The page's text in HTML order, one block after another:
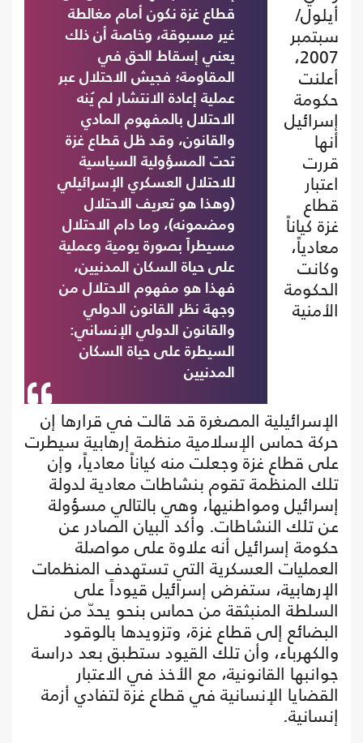
قطاع غزة نكون أمام مغالطة
غير مسبوقة، وخاصة أن ذلك
يعني إسقاط الحق في
المقاومة؛ فجيش الاحتلال عبر
عملية إعادة الانتشار لم يُنه
الاحتلال بالمفهوم المادي
والقانون، وقد ظل قطاع غزة
تحت المسؤولية السياسية
للاحتلال العسكري الإسرائيلي
(وهذا هو تعريف الاحتلال
ومضمونه)، وما دام الاحتلال
مسيطراً بصورة يومية وعملية
على حياة السكان المدنيين،
فهذا هو مفهوم الاحتلال من
وجهة نظر القانون الدولي
والقانون الدولي الإنساني:
السيطرة على حياة السكان
المدنيين
أيلول/
سبتمبر
2007،
أعلنت
حكومة
إسرائيل
أنها
قررت
اعتبار
قطاع
غزة كياناً
معادياً،
وكانت
الحكومة
الأمنية
الإسرائيلية المصغرة قد قالت في قرارها إن
حركة حماس الإسلامية منظمة إرهابية سيطرت
على قطاع غزة وجعلت منه كياناً معادياً، وإن
تلك المنظمة تقوم بنشاطات معادية لدولة
إسرائيل ومواطنيها، وهي بالتالي مسؤولة
عن تلك النشاطات. وأكد البيان الصادر عن
حكومة إسرائيل أنه علاوة على مواصلة
العمليات العسكرية التي تستهدف المنظمات
الإرهابية، ستفرض إسرائيل قيوداً على
السلطة المنبثقة من حماس بنحو يحدّ من نقل
البضائع إلى قطاع غزة، وتزويدها بالوقود
والكهرباء، وأن تلك القيود ستطبق بعد دراسة
جوانبها القانونية، مع الأخذ في الاعتبار
القضايا الإنسانية في قطاع غزة لتفادي أزمة
إنسانية.